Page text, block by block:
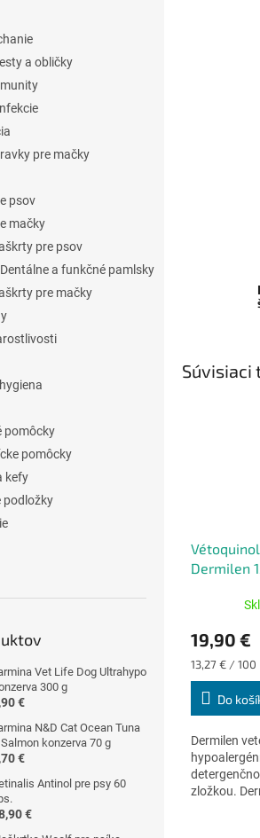
a obličky
pre mačky
psov
mačky
pre psov
a funkčné pamlsky
pre mačky
pomôcky
pomôcky
kefy
podložky
Vet Life Dog Ultrahypo
300 g
€
N&D Cat Ocean Tuna
konzerva 70 g
€
Antinol pre psy 60
€
Súvisiaci
Dermilen
19,90 €
Jednotková
cena:
13,27 € / 100
Do
Dermilen
zložkou.